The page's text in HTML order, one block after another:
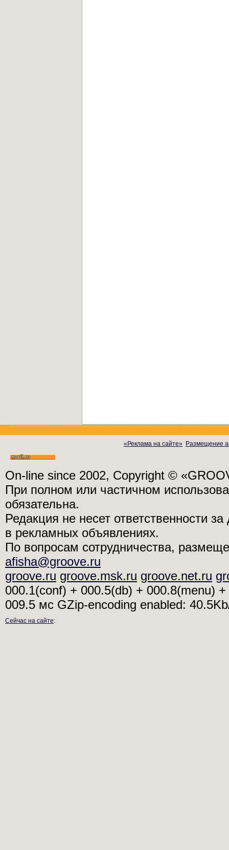
«Реклама на сайте» Размещение
On-line since 2002, Copyright ©
При полном или частичном
обязательна.
Редакция не несет ответственности
в рекламных объявлениях.
По вопросам сотрудничества,
afisha@groove.ru
groove.ru groove.msk.ru groove.net.ru
000.1(conf) + 000.5(db) + 000.8(menu)
009.5 мсGZip-encoding enabled:
Сейчас на сайте: